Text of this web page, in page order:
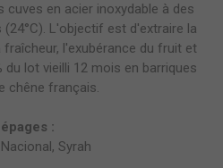
cuves en acier inoxydable à des
L'objectif est d'extraire la
l'exubérance du fruit et
du lot vieilli 12 mois en barriques
chêne français.
:
Syrah